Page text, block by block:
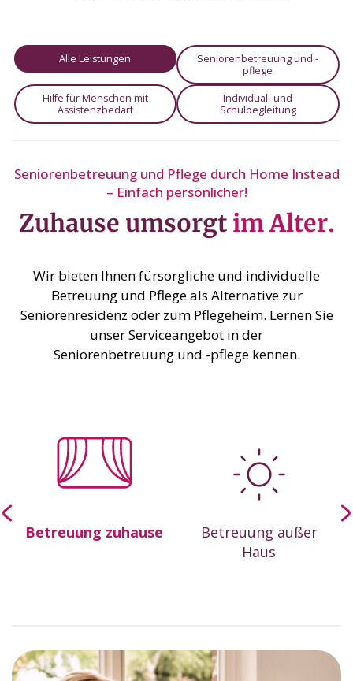
Alle Leistungen
Seniorenbetreuung und -
pflege
Hilfe für Menschen mit
Assistenzbedarf
Individual- und
Schulbegleitung
Seniorenbetreuung und Pflege durch Home Instead
– Einfach persönlicher!
Zuhause umsorgt im Alter.
Wir bieten Ihnen fürsorgliche und individuelle
Betreuung und Pflege als Alternative zur
Seniorenresidenz oder zum Pflegeheim. Lernen Sie
unser Serviceangebot in der
Seniorenbetreuung und -pflege kennen.
Betreuung zuhause
Betreuung außer
Haus